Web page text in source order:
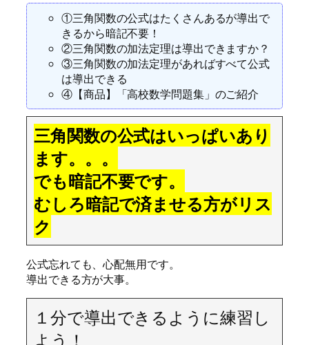
①三角関数の公式はたくさんあるが導出で
きるから暗記不要！
②三角関数の加法定理は導出できますか？
③三角関数の加法定理があればすべて公式
は導出できる
④【商品】「高校数学問題集」のご紹介
三角関数の公式はいっぱいあり
ます。。。
でも暗記不要です。
むしろ暗記で済ませる方がリス
ク
公式忘れても、心配無用です。
導出できる方が大事。
１分で導出できるように練習し
よう！